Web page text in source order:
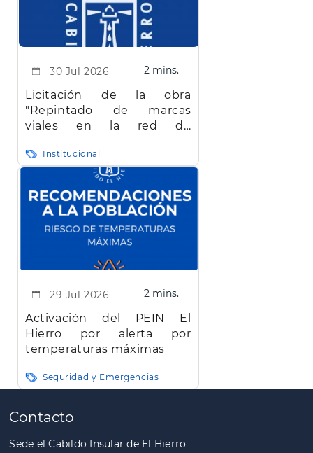
30 Jul 2026 2 mins.
Licitación de la obra
"Repintado de marcas
viales en la red de
Hierro"
Institucional
29 Jul 2026 2 mins.
Activación del PEIN El
Hierro por alerta por
temperaturas máximas
Seguridad y Emergencias
Paginación
Contacto
Sede el Cabildo Insular de El Hierro